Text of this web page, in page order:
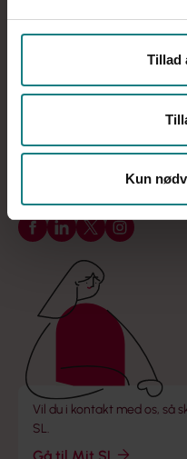
Tillad
Kun
Mandag
09:00 -
Følg os på Facebook
Følg os på LinkedIn
Følg os på X
Følg os på
Vil du i kontakt med os, så
SL.